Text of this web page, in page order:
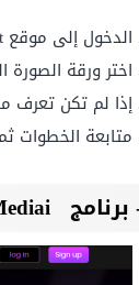
الدخول إلى موقع iMyFone ChatArt ثم الضغط على “رسم الذكاء الاصطناعي”.
اختر ورقة
إذا لم تكن تعرف
متابعة الخطوات